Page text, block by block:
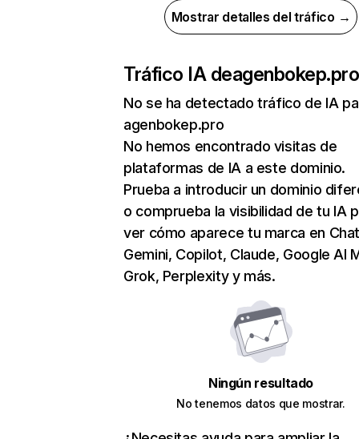
Mostrar detalles del tráfico →
Tráfico IA deagenbokep.pro
No se ha detectado tráfico de IA
agenbokep.pro
No hemos encontrado visitas de
plataformas de IA a este dominio.
Prueba a introducir un dominio
o comprueba la visibilidad de tu IA
ver cómo aparece tu marca en
Gemini, Copilot, Claude, Google AI
Grok, Perplexity y más.
Ningún resultado
No tenemos datos que mostrar.